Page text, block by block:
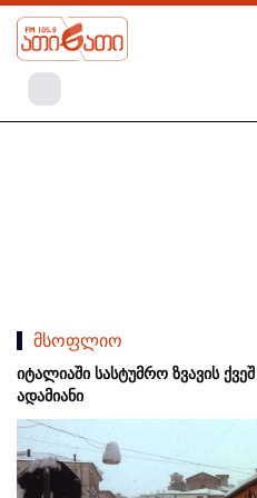
მსოფლიო
იტალიაში სასტუმრო ზვავის
ადამიანი